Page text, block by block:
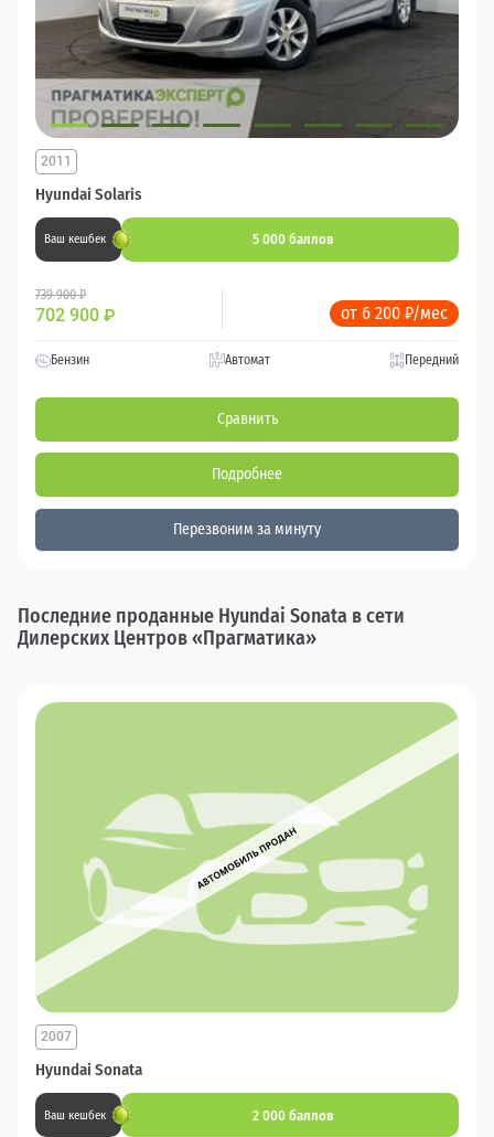
Hyundai Solaris
2011
Ваш кешбек 5 000 баллов
739 900 ₽
702 900 ₽ от 6 200 ₽/мес
Бензин Автомат Передний
Сравнить
Подробнее
Перезвоним за минуту
Последние проданные Hyundai Sonata в сети
Дилерских Центров «Прагматика»
Hyundai Sonata
2007
Ваш кешбек 2 000 баллов